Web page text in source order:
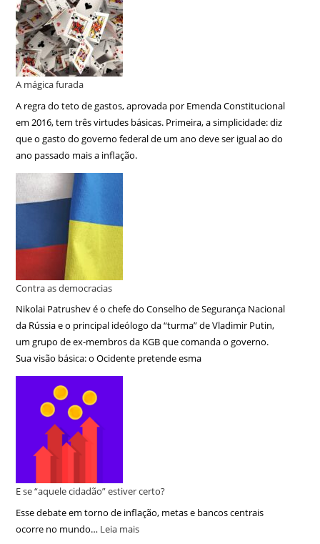
A mágica furada
A regra do teto de gastos, aprovada por Emenda Constitucional
em 2016, tem três virtudes básicas. Primeira, a simplicidade: diz
que o gasto do governo federal de um ano deve ser igual ao do
ano passado mais a inflação.
Contra as democracias
Nikolai Patrushev é o chefe do Conselho de Segurança Nacional
da Rússia e o principal ideólogo da “turma” de Vladimir Putin,
um grupo de ex-membros da KGB que comanda o governo.
Sua visão básica: o Ocidente pretende esma
E se “aquele cidadão” estiver certo?
Esse debate em torno de inflação, metas e bancos centrais
ocorre no mundo… Leia mais